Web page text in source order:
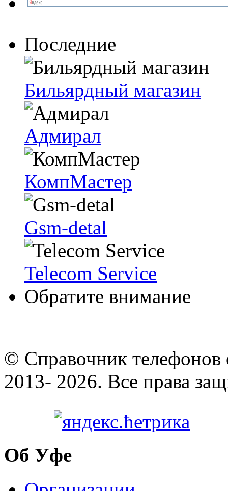
Последние
Бильярдный магазин
Адмирал
КомпМастер
Gsm-detal
Telecom Service
Обратите внимание
© Cправочник телефонов
2013- 2026. Все права
Об Уфе